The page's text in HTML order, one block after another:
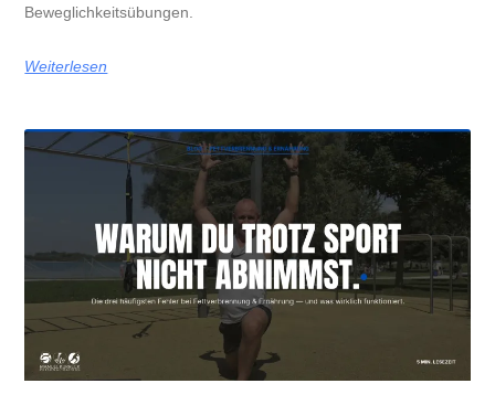
Beweglichkeitsübungen.
Weiterlesen